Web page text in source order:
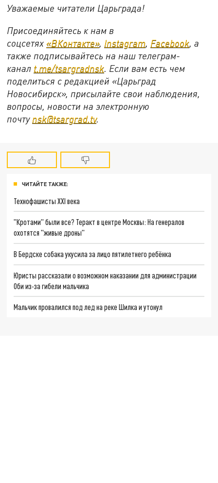
Уважаемые читатели Царьграда!
Присоединяйтесь к нам в
соцсетях «ВКонтакте», Instagram, Facebook, а
также подписывайтесь на наш телеграм-
канал t.me/tsargradnsk. Если вам есть чем
поделиться с редакцией «Царьград
Новосибирск», присылайте свои наблюдения,
вопросы, новости на электронную
почту nsk@tsargrad.tv.
ЧИТАЙТЕ ТАКЖЕ:
Технофашисты XXI века
"Кротами" были все? Теракт в центре Москвы: На генералов
охотятся "живые дроны"
В Бердске собака укусила за лицо пятилетнего ребёнка
Юристы рассказали о возможном наказании для администрации
Оби из-за гибели мальчика
Мальчик провалился под лед на реке Шилка и утонул